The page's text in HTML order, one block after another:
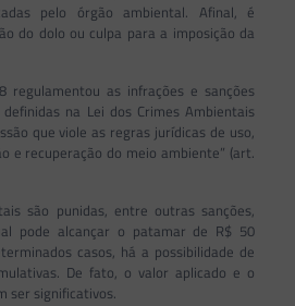
pelo órgão ambiental. Afinal, é
do dolo ou culpa para a imposição da
regulamentou as infrações e sanções
na Lei dos Crimes Ambientais
que viole as regras jurídicas de uso,
e recuperação do meio ambiente” (art.
são punidas, entre outras sanções,
pode alcançar o patamar de R$ 50
casos, há a possibilidade de
De fato, o valor aplicado e o
ser significativos.